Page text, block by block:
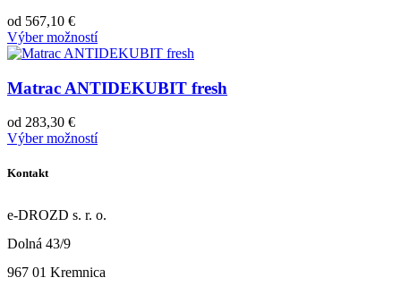
od 567,10 €
Výber možností
Matrac ANTIDEKUBIT fresh
od 283,30 €
Výber možností
Kontakt
e-DROZD s. r. o.
Dolná 43/9
967 01 Kremnica